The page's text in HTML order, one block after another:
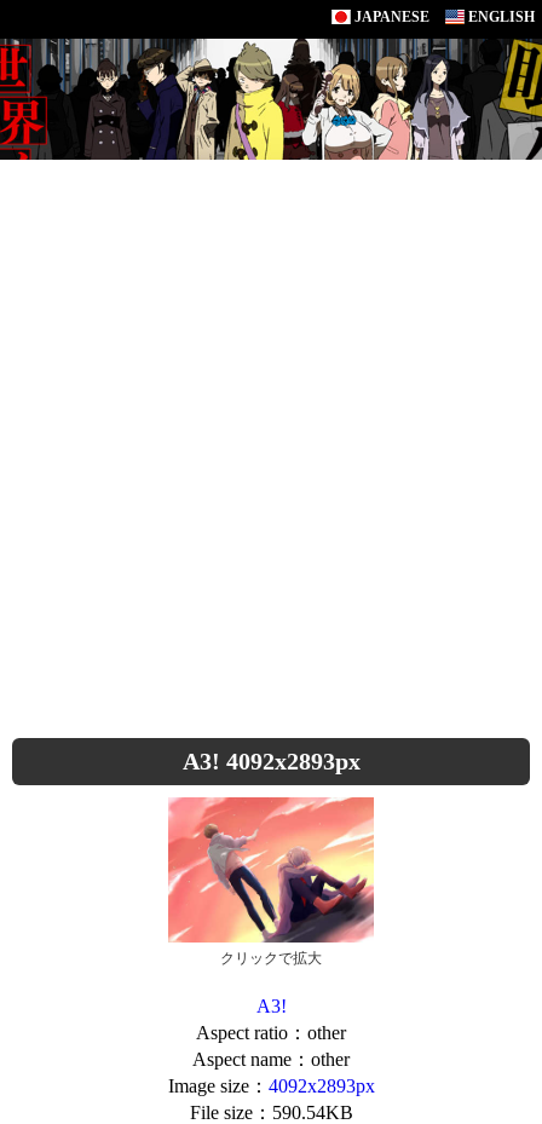
JAPANESE ENGLISH
A3! 4092x2893px
クリックで拡大
A3!
Aspect ratio：other
Aspect name：other
Image size： 4092x2893px
File size：590.54KB